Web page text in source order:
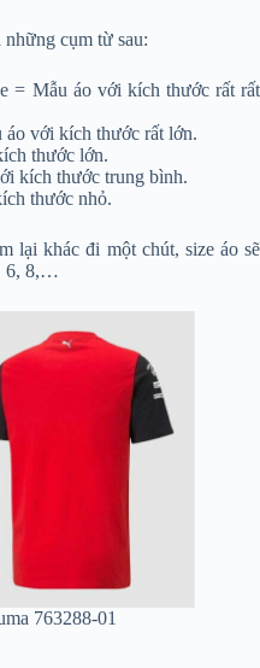
cụm từ sau:
= Mẫu áo với kích thước rất rất
với kích thước rất lớn.
thước lớn.
kích thước trung bình.
thước nhỏ.
lại khác đi một chút, size áo sẽ
6, 8,…
763288-01